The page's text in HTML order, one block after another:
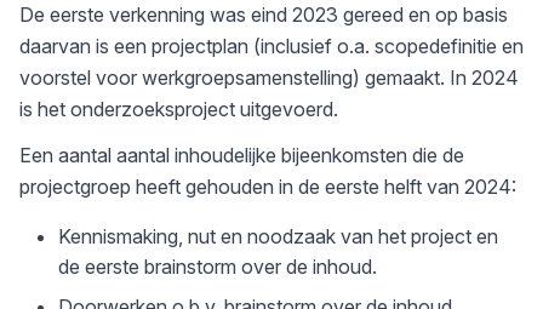
De eerste verkenning was eind 2023 gereed en op basis
daarvan is een projectplan (inclusief o.a. scopedefinitie en
voorstel voor werkgroepsamenstelling) gemaakt. In 2024
is het onderzoeksproject uitgevoerd.
Een aantal aantal inhoudelijke bijeenkomsten die de
projectgroep heeft gehouden in de eerste helft van 2024:
Kennismaking, nut en noodzaak van het project en
de eerste brainstorm over de inhoud.